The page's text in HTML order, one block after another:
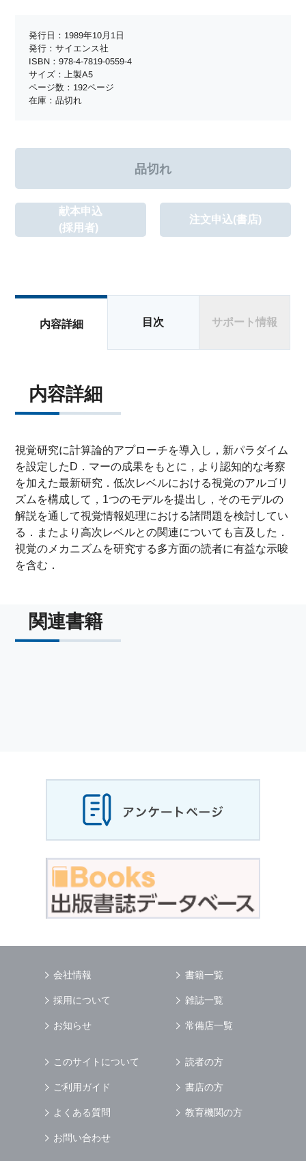
発行日：1989年10月1日
発行：サイエンス社
ISBN：978-4-7819-0559-4
サイズ：上製A5
ページ数：192ページ
在庫：品切れ
献本申込
(採用者)
注文申込(書店)
内容詳細 目次 サポート情報
内容詳細
視覚研究に計算論的アプローチを導入し，新パラダイム
を設定したD．マーの成果をもとに，より認知的な考察
を加えた最新研究．低次レベルにおける視覚のアルゴリ
ズムを構成して，1つのモデルを提出し，そのモデルの
解説を通して視覚情報処理における諸問題を検討してい
る．またより高次レベルとの関連についても言及した．
視覚のメカニズムを研究する多方面の読者に有益な示唆
を含む．
関連書籍
会社情報
採用について
お知らせ
書籍一覧
雑誌一覧
常備店一覧
このサイトについて
ご利用ガイド
よくある質問
お問い合わせ
読者の方
書店の方
教育機関の方